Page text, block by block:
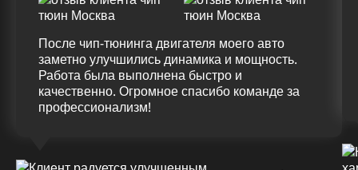
После чип-тюнинга двигателя моего авто
заметно улучшились динамика и мощность.
Работа была выполнена быстро и
качественно. Огромное спасибо команде за
профессионализм!